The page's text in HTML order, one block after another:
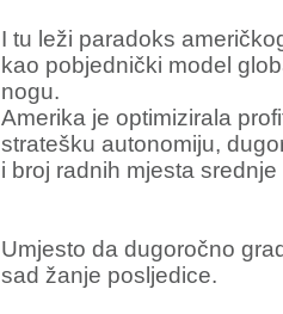
I tu leži paradoks
kao pobjednički model
nogu.
Amerika je optimizirala
stratešku autonomiju,
i broj radnih mjesta
Umjesto da dugoročno
sad žanje posljedice.